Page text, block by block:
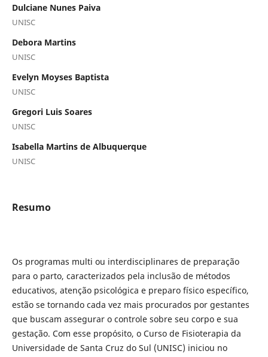
Dulciane Nunes Paiva
UNISC
Debora Martins
UNISC
Evelyn Moyses Baptista
UNISC
Gregori Luis Soares
UNISC
Isabella Martins de Albuquerque
UNISC
Resumo
Os programas multi ou interdisciplinares de preparação
para o parto, caracterizados pela inclusão de métodos
educativos, atenção psicológica e preparo físico específico,
estão se tornando cada vez mais procurados por gestantes
que buscam assegurar o controle sobre seu corpo e sua
gestação. Com esse propósito, o Curso de Fisioterapia da
Universidade de Santa Cruz do Sul (UNISC) iniciou no